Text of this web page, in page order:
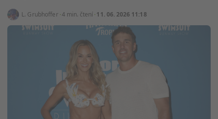
L. Grubhoffer 4 min. čtení 11. 06. 2026 11:18